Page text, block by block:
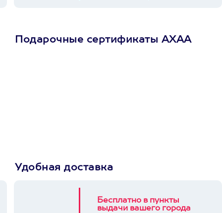
Подарочные сертификаты АХАА
Удобная доставка
Бесплатно в пункты
выдачи вашего города